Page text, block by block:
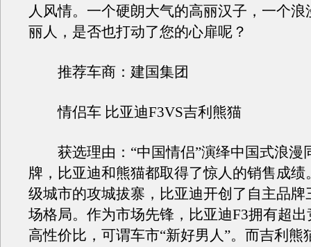
人风情。一个硬朗大气的高丽汉子，一个浪
丽人，是否也打动了您的心扉呢？
推荐车商：建国集团
情侣车 比亚迪F3VS吉利熊猫
获选理由：“中国情侣”演绎中国式浪漫
牌，比亚迪和熊猫都取得了惊人的销售成绩
级城市的攻城拔寨，比亚迪开创了自主品牌
场格局。作为市场先锋，比亚迪F3拥有超
高性价比，可谓车市“新好男人”。而吉利熊